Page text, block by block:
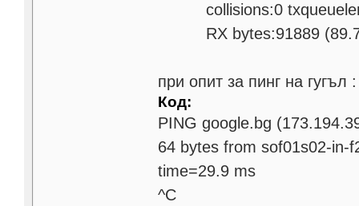
collisions:0
RX bytes:91889 (89.7
при опит за пинг на гугъл :
Код:
PING google.bg
64 bytes from sof01s02-in-
time=29.9 ms
^C